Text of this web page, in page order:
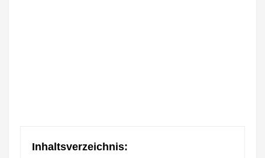
Inhaltsverzeichnis: